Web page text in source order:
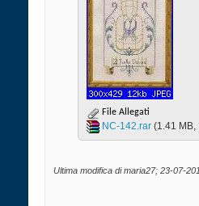
File Allegati
NC-142.rar‎ (1.41
Ultima modifica di maria27; 23-07-